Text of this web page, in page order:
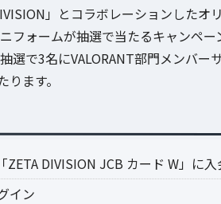
」とコラボレーションしたオ
フォームが抽選で当たるキャンペー
選で3名にVALORANT部門メンバ
ます。
ZETA DIVISION JCB カード W」に
イン